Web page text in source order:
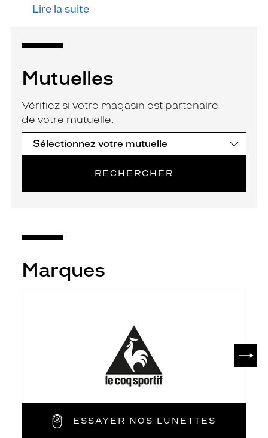
Lire la suite
Mutuelles
Vérifiez si votre magasin est partenaire
de votre mutuelle.
RECHERCHER
Marques
ESSAYER NOS LUNETTES